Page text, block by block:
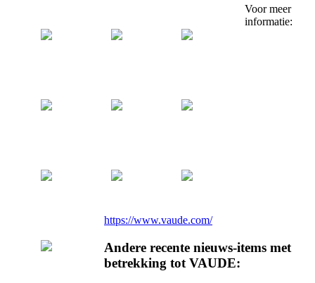
Voor meer
informatie:
https://www.vaude.com/
Andere recente nieuws-items met
betrekking tot VAUDE: